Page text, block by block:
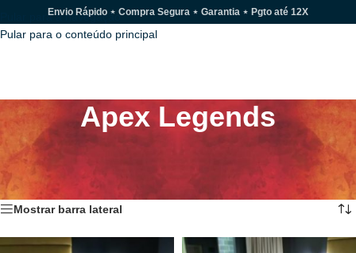
Pular para a navegação
Pular para o conteúdo principal
Envio Rápido ⋆ Compra Segura ⋆ Garantia ⋆ Pgto até 12X
Apex Legends
Miniaturas, Camisetas e Canecas inspiradas no game Apex Legends.
Início Apex Legends Mostrando todos os 9 resultados
Mostrar barra lateral